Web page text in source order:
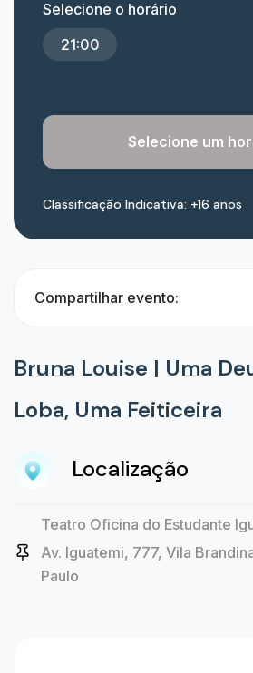
Bruna Louise | Uma
Loba, Uma Feiticeira
Localização
Teatro Oficina do Estudante
Av. Iguatemi, 777, Vila
Paulo
Selecione o horário
21:00
Selecione um
Classificação Indicativa: +16 anos
Compartilhar evento: